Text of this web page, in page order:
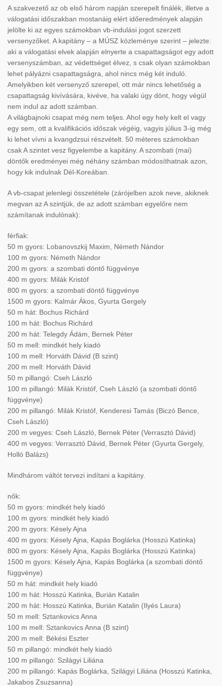
A szakvezető az ob első három napján szerepelt finálék, illetve a
válogatási időszakban mostanáig elért időeredmények alapján
jelölte ki az egyes számokban vb-indulási jogot szerzett
versenyzőket. A kapitány – a MÚSZ közleménye szerint – jelezte:
aki a válogatási elvek alapján elnyerte a csapattagságot egy adott
versenyszámban, az védettséget élvez, s csak olyan számokban
lehet pályázni csapattagságra, ahol nincs még két induló.
Amelyikben két versenyző szerepel, ott már nincs lehetőség a
csapattagság kivívására, kivéve, ha valaki úgy dönt, hogy végül
nem indul az adott számban.
A világbajnoki csapat még nem teljes. Ahol egy hely kelt el vagy
egy sem, ott a kvalifikációs időszak végéig, vagyis július 3-ig még
ki lehet vívni a kvangdzsui részvételt. 50 méteres számokban
csak A szintet vesz figyelembe a kapitány. A szombati (mai)
döntők eredményei még néhány számban módosíthatnak azon,
hogy kik indulnak Dél-Koreában.
A vb-csapat jelenlegi összetétele (zárójelben azok neve, akiknek
megvan az A szintjük, de az adott számban egyelőre nem
számítanak indulónak):
férfiak:
50 m gyors: Lobanovszkij Maxim, Németh Nándor
100 m gyors: Németh Nándor
200 m gyors: a szombati döntő függvénye
400 m gyors: Milák Kristóf
800 m gyors: a szombati döntő függvénye
1500 m gyors: Kalmár Ákos, Gyurta Gergely
50 m hát: Bochus Richárd
100 m hát: Bochus Richárd
200 m hát: Telegdy Ádám, Bernek Péter
50 m mell: mindkét hely kiadó
100 m mell: Horváth Dávid (B szint)
200 m mell: Horváth Dávid
50 m pillangó: Cseh László
100 m pillangó: Milák Kristóf, Cseh László (a szombati döntő
függvénye)
200 m pillangó: Milák Kristóf, Kenderesi Tamás (Biczó Bence,
Cseh László)
200 m vegyes: Cseh László, Bernek Péter (Verrasztó Dávid)
400 m vegyes: Verrasztó Dávid, Bernek Péter (Gyurta Gergely,
Holló Balázs)
Mindhárom váltót tervezi indítani a kapitány.
nők:
50 m gyors: mindkét hely kiadó
100 m gyors: mindkét hely kiadó
200 m gyors: Késely Ajna
400 m gyors: Késely Ajna, Kapás Boglárka (Hosszú Katinka)
800 m gyors: Késely Ajna, Kapás Boglárka (Hosszú Katinka)
1500 m gyors: Késely Ajna, Kapás Boglárka (a szombati döntő
függvénye)
50 m hát: mindkét hely kiadó
100 m hát: Hosszú Katinka, Burián Katalin
200 m hát: Hosszú Katinka, Burián Katalin (Ilyés Laura)
50 m mell: Sztankovics Anna
100 m mell: Sztankovics Anna (B szint)
200 m mell: Békési Eszter
50 m pillangó: mindkét hely kiadó
100 m pillangó: Szilágyi Liliána
200 m pillangó: Kapás Boglárka, Szilágyi Liliána (Hosszú Katinka,
Jakabos Zsuzsanna)